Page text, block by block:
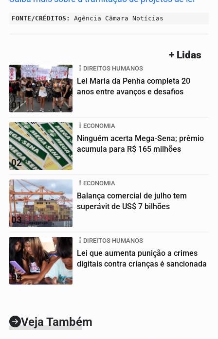
FONTE/CRÉDITOS: Agência Câmara Notícias
+ Lidas
01
DIREITOS HUMANOS
Lei Maria da Penha completa 20
anos entre avanços e desafios
02
ECONOMIA
Ninguém acerta Mega-Sena; prêmio
acumula para R$ 165 milhões
03
ECONOMIA
Balança comercial de julho tem
superávit de US$ 7 bilhões
04
DIREITOS HUMANOS
Lei que aumenta punição a crimes
digitais contra crianças é sancionada
Veja Também